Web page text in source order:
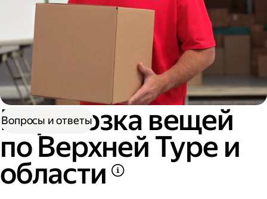
Перевозка вещей
по Верхней Туре и
области
Вопросы и ответы